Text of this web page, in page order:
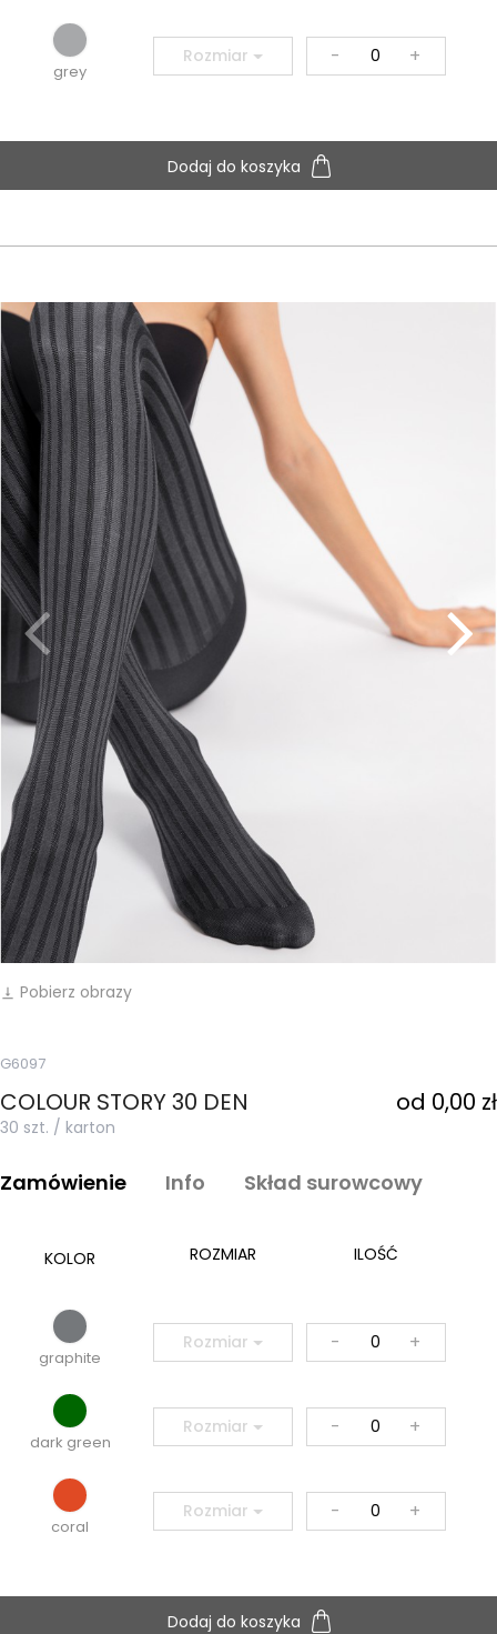
grey
Rozmiar - +
Dodaj do koszyka
vertical_align_bottom Pobierz obrazy
G6097
COLOUR STORY 30 DEN od 0,00 zł
30 szt. / karton
Zamówienie Info Skład surowcowy
KOLOR ROZMIAR ILOŚĆ
graphite
Rozmiar - +
dark green
Rozmiar - +
coral
Rozmiar - +
Dodaj do koszyka